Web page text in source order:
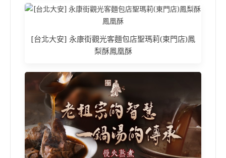
[台北大安] 永康街觀光客麵包店聖瑪莉(東門店)鳳
梨酥鳳凰酥